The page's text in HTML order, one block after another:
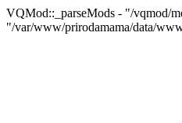
VQMod::_parseMods - "/vqmod/
"/var/www/prirodamama/data/